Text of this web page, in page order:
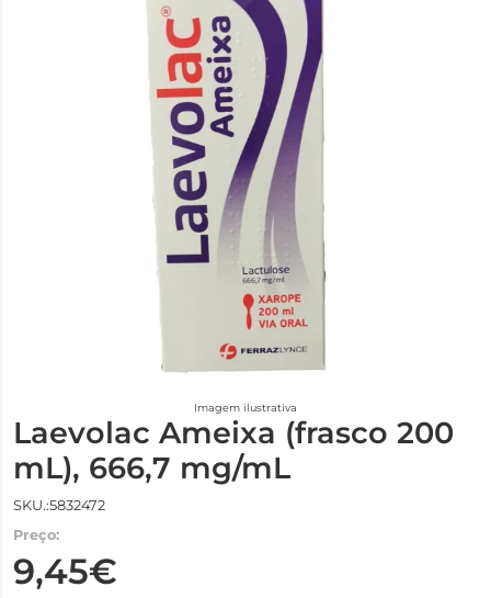
Imagem ilustrativa
Laevolac Ameixa (frasco 200
mL), 666,7 mg/mL
SKU.:5832472
Preço:
9,45€